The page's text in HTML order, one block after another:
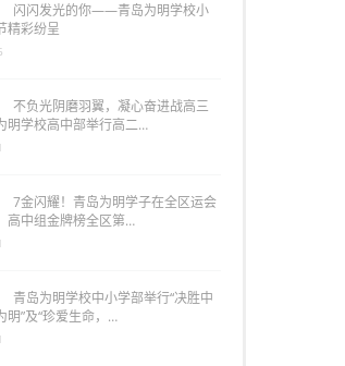
闪闪发光的你——青岛为明学校小
精彩纷呈
不负光阴磨羽翼，凝心奋进战高三
学校高中部举行高二…
7金闪耀！青岛为明学子在全区运会
高中组金牌榜全区第…
青岛为明学校中小学部举行“决胜中
明”及“珍爱生命，…